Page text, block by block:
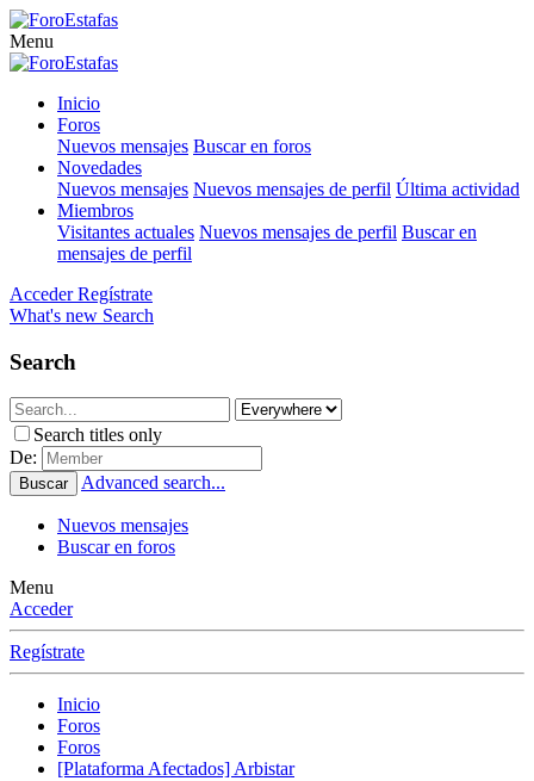
Menu
Inicio
Foros
Nuevos mensajes Buscar en foros
Novedades
Nuevos mensajes Nuevos mensajes de perfil Última actividad
Miembros
Visitantes actuales Nuevos mensajes de perfil Buscar en
mensajes de perfil
Acceder Regístrate
What's new Search
Search
Search titles only
De:
Buscar Advanced search...
Nuevos mensajes
Buscar en foros
Menu
Acceder
Regístrate
Inicio
Foros
Foros
[Plataforma Afectados] Arbistar